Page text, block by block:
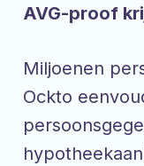
AVG-proof
Miljoenen
Ockto